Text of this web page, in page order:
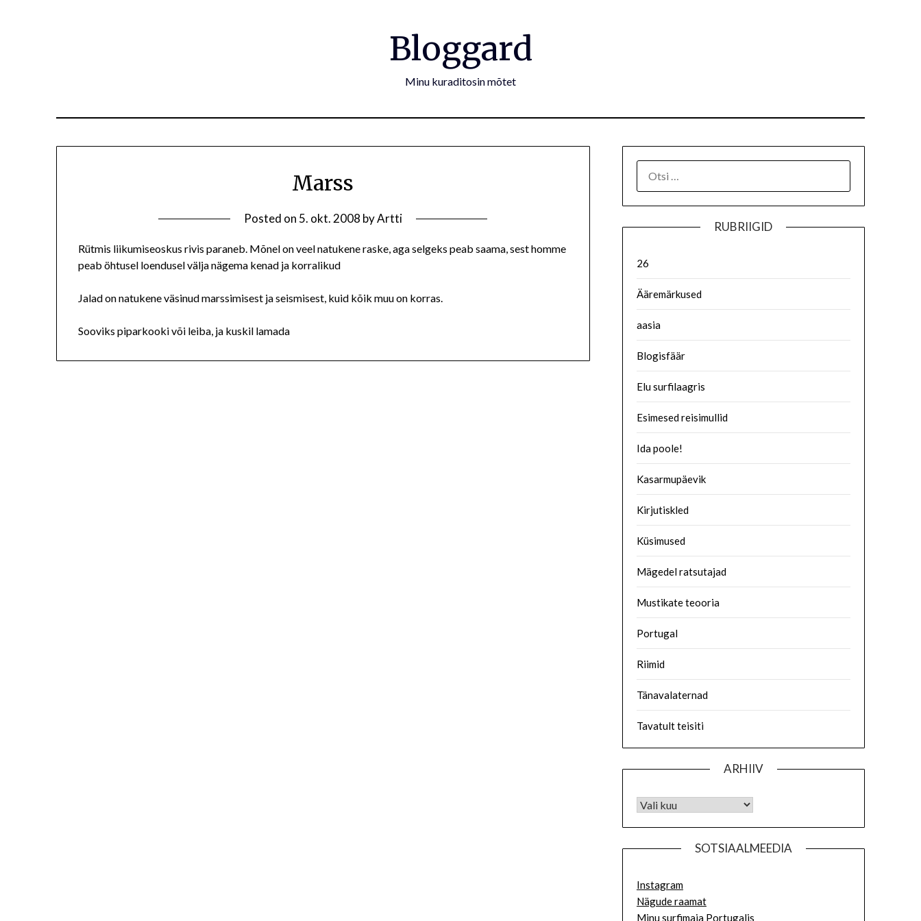
Bloggard
Minu kuraditosin mõtet
Marss
Posted on 5. okt. 2008 byArtti
Rütmis liikumiseoskus rivis paraneb. Mõnel on veel natukene raske, aga selgeks peab saama, sest homme
peab öhtusel loendusel välja nägema kenad ja korralikud
Jalad on natukene väsinud marssimisest ja seismisest, kuid kõik muu on korras.
Sooviks piparkooki või leiba, ja kuskil lamada
RUBRIIGID
26
Ääremärkused
aasia
Blogisfäär
Elu surfilaagris
Esimesed reisimullid
Ida poole!
Kasarmupäevik
Kirjutiskled
Küsimused
Mägedel ratsutajad
Mustikate teooria
Portugal
Riimid
Tänavalaternad
Tavatult teisiti
ARHIIV
SOTSIAALMEEDIA
Instagram
Nägude raamat
Minu surfimaja Portugalis